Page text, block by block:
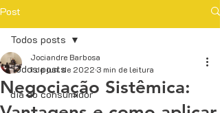
Post
Todos posts
dia do consumidor
Todos posts
Negociação Sistêmica:
Jociandre Barbosa
1 de jun. de 2022 3 min de leitura